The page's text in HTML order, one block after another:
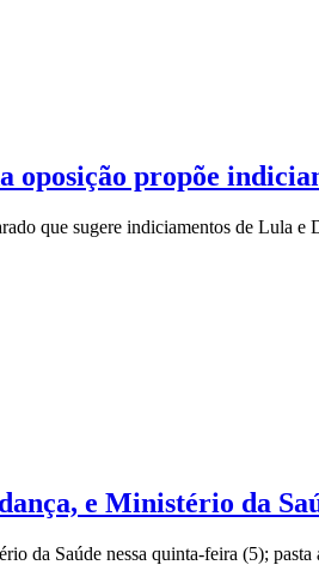
propõe
que sugere indiciamentos de Lula e
e Ministério da
da Saúde nessa quinta-feira (5);